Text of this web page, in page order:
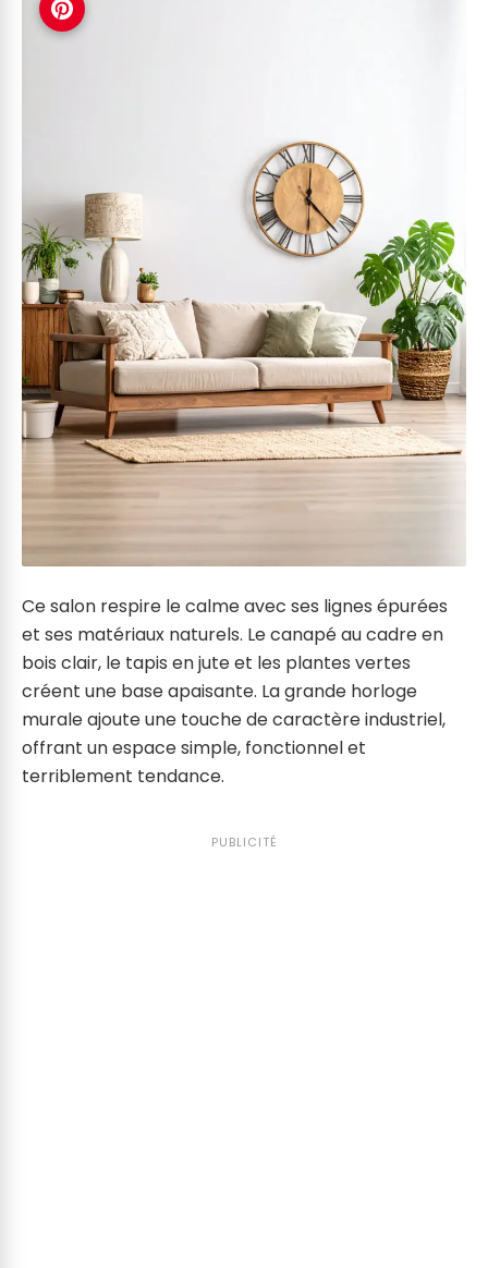
Ce salon respire le calme avec ses lignes épurées
et ses matériaux naturels. Le canapé au cadre en
bois clair, le tapis en jute et les plantes vertes
créent une base apaisante. La grande horloge
murale ajoute une touche de caractère industriel,
offrant un espace simple, fonctionnel et
terriblement tendance.
PUBLICITÉ